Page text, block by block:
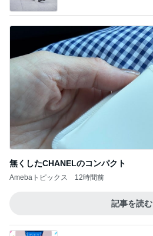
無くしたCHANELのコンパクト
Amebaトピックス 12時間前
記事を読む